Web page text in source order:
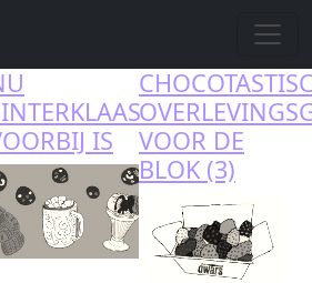
IS
VOOR DE
BLOK (3)